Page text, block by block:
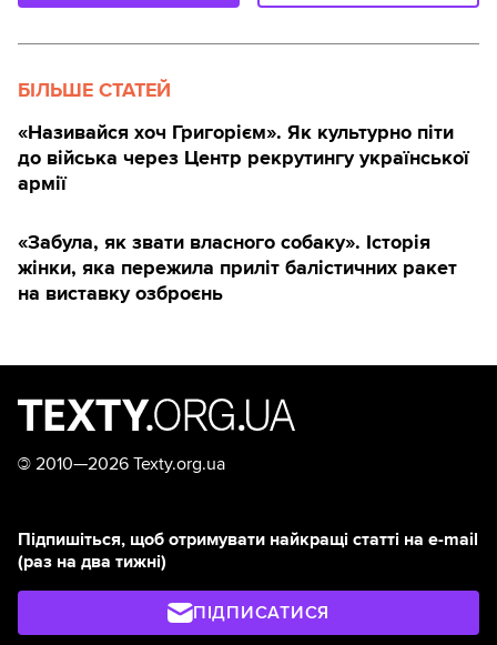
БІЛЬШЕ СТАТЕЙ
«Називайся хоч Григорієм». Як культурно піти
до війська через Центр рекрутингу української
армії
«Забула, як звати власного собаку». Історія
жінки, яка пережила приліт балістичних ракет
на виставку озброєнь
© 2010—2026 Texty.org.ua
Підпишіться, щоб отримувати найкращі статті на e-mail
(раз на два тижні)
ПІДПИСАТИСЯ